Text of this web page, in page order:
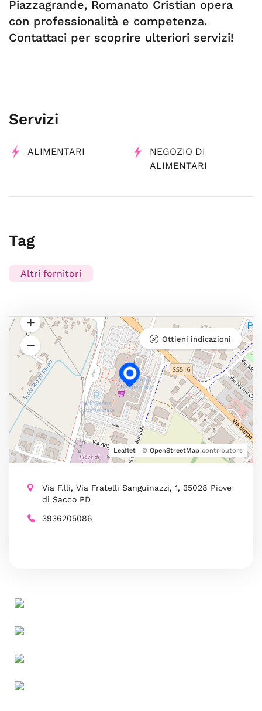
Piazzagrande, Romanato Cristian opera
con professionalità e competenza.
Contattaci per scoprire ulteriori servizi!
Servizi
ALIMENTARI
NEGOZIO DI
ALIMENTARI
Tag
Altri fornitori
Leaflet | © OpenStreetMap contributors
Ottieni indicazioni
Via F.lli, Via Fratelli Sanguinazzi, 1, 35028 Piove
di Sacco PD
3936205086